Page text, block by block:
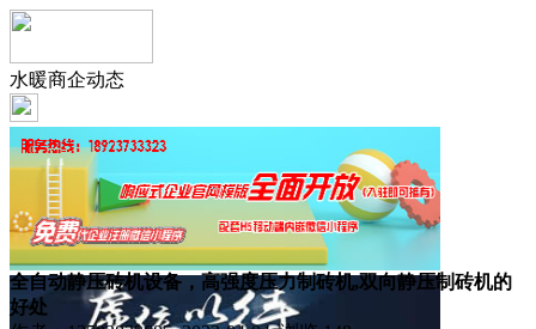
水暖商企动态
全自动静压砖机设备，高强度压力制砖机,双向静压制砖机的
好处